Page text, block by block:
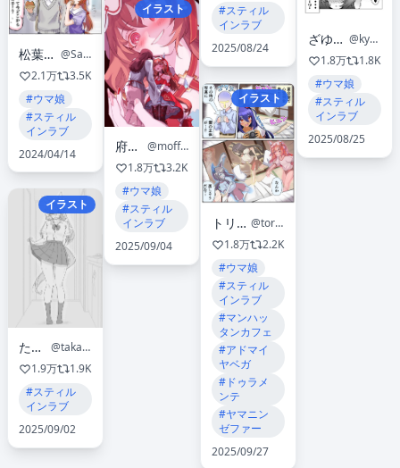
松葉@skeb募集中
@SaSaSaiKaAA
2.1万
3.5K
#ウマ娘
#スティル
インラブ
2024/04/14
イラスト
たかぱち.jp
@takapachi_com
1.9万
1.9K
#スティル
インラブ
2025/09/02
イラスト
府本モフ
@moffumoto
1.8万
3.2K
#ウマ娘
#スティル
インラブ
2025/09/04
#スティル
インラブ
2025/08/24
イラスト
トリノスケイ
@torinosukei
1.8万
2.2K
#ウマ娘
#スティル
インラブ
#マンハッ
タンカフェ
#アドマイ
ヤベガ
#ドゥラメ
ンテ
#ヤマニン
ゼファー
2025/09/27
ざゆう@漫画描き
@kyokokakikaki
1.8万
1.8K
#ウマ娘
#スティル
インラブ
2025/08/25